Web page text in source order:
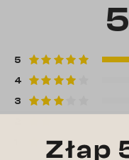
5
5
4
3